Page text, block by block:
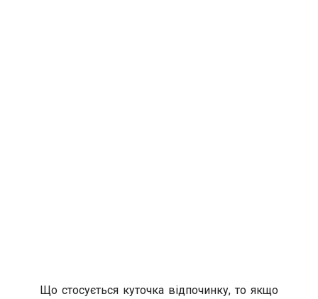
Що стосується куточка відпочинку, то якщо